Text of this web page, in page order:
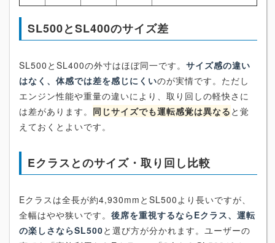
SL500とSL400のサイズ差
SL500とSL400の外寸はほぼ同一です。 サイズ感の違い
はなく、体感では差を感じにくいのが実情です。ただし
エンジン性能や重量の違いにより、取り回しの軽快さに
は差があります。 同じサイズでも運転感覚は異なる と覚
えておくとよいです。
Eクラスとのサイズ・取り回し比較
Eクラスは全長が約4,930mmとSL500より長いですが、
全幅はやや狭いです。 後席を重視するならEクラス、運転
の楽しさならSL500と選び方が分かれます。ユーザーの